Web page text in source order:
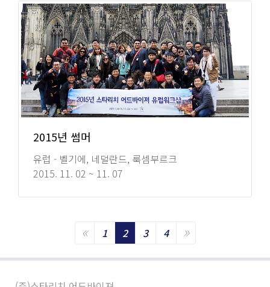
2015년 썸머
유럽 - 벨기에, 네덜란드, 룩셈부르크
2015. 11. 02 ~ 11. 07
«Previous
1 2 3 4 »Next